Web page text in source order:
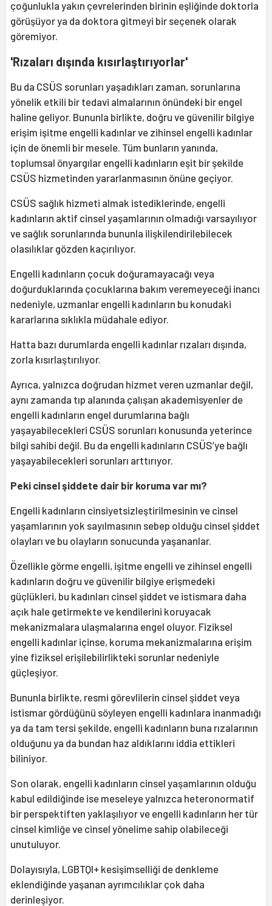
çoğunlukla yakın çevrelerinden birinin eşliğinde doktorla
görüşüyor ya da doktora gitmeyi bir seçenek olarak
göremiyor.
'Rızaları dışında kısırlaştırıyorlar'
Bu da CSÜS sorunları yaşadıkları zaman, sorunlarına
yönelik etkili bir tedavi almalarının önündeki bir engel
haline geliyor. Bununla birlikte, doğru ve güvenilir bilgiye
erişim işitme engelli kadınlar ve zihinsel engelli kadınlar
için de önemli bir mesele. Tüm bunların yanında,
toplumsal önyargılar engelli kadınların eşit bir şekilde
CSÜS hizmetinden yararlanmasının önüne geçiyor.
CSÜS sağlık hizmeti almak istediklerinde, engelli
kadınların aktif cinsel yaşamlarının olmadığı varsayılıyor
ve sağlık sorunlarında bununla ilişkilendirilebilecek
olasılıklar gözden kaçırılıyor.
Engelli kadınların çocuk doğuramayacağı veya
doğurduklarında çocuklarına bakım veremeyeceği inancı
nedeniyle, uzmanlar engelli kadınların bu konudaki
kararlarına sıklıkla müdahale ediyor.
Hatta bazı durumlarda engelli kadınlar rızaları dışında,
zorla kısırlaştırılıyor.
Ayrıca, yalnızca doğrudan hizmet veren uzmanlar değil,
aynı zamanda tıp alanında çalışan akademisyenler de
engelli kadınların engel durumlarına bağlı
yaşayabilecekleri CSÜS sorunları konusunda yeterince
bilgi sahibi değil. Bu da engelli kadınların CSÜS’ye bağlı
yaşayabilecekleri sorunları arttırıyor.
Peki cinsel şiddete dair bir koruma var mı?
Engelli kadınların cinsiyetsizleştirilmesinin ve cinsel
yaşamlarının yok sayılmasının sebep olduğu cinsel şiddet
olayları ve bu olayların sonucunda yaşananlar.
Özellikle görme engelli, işitme engelli ve zihinsel engelli
kadınların doğru ve güvenilir bilgiye erişmedeki
güçlükleri, bu kadınları cinsel şiddet ve istismara daha
açık hale getirmekte ve kendilerini koruyacak
mekanizmalara ulaşmalarına engel oluyor. Fiziksel
engelli kadınlar içinse, koruma mekanizmalarına erişim
yine fiziksel erişilebilirlikteki sorunlar nedeniyle
güçleşiyor.
Bununla birlikte, resmi görevlilerin cinsel şiddet veya
istismar gördüğünü söyleyen engelli kadınlara inanmadığı
ya da tam tersi şekilde, engelli kadınların buna rızalarının
olduğunu ya da bundan haz aldıklarını iddia ettikleri
biliniyor.
Son olarak, engelli kadınların cinsel yaşamlarının olduğu
kabul edildiğinde ise meseleye yalnızca heteronormatif
bir perspektiften yaklaşılıyor ve engelli kadınların her tür
cinsel kimliğe ve cinsel yönelime sahip olabileceği
unutuluyor.
Dolayısıyla, LGBTQI+ kesişimselliği de denkleme
eklendiğinde yaşanan ayrımcılıklar çok daha
derinleşiyor.